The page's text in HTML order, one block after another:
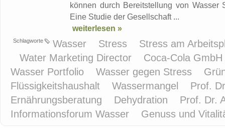
können durch Bereitstellung von Wasser
Eine Studie der Gesellschaft ...
weiterlesen »
Schlagworte Wasser Stress
Stress am
Water Marketing Director
Coca-Cola GmbH
Wasser Portfolio
Wasser gegen Stress
Flüssigkeitshaushalt
Wassermangel
Prof.
Ernährungsberatung
Dehydration
Prof. Dr.
Informationsforum Wasser
Genuss und